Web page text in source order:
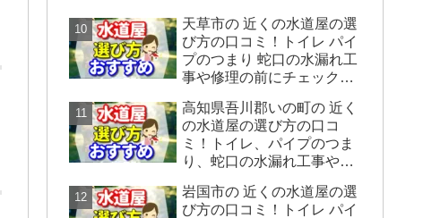
天草市の 近くの水道屋の選
び方の口コミ！トイレ パイ
プのつまり 蛇口の水漏れ工
事や修理の前にチェックす
高知県吾川郡いの町の 近く
の水道屋の選び方の口コ
ミ！トイレ、パイプのつま
り、蛇口の水漏れ工事や修
をシェアします。
岩国市の 近くの水道屋の選
び方の口コミ！トイレ パイ